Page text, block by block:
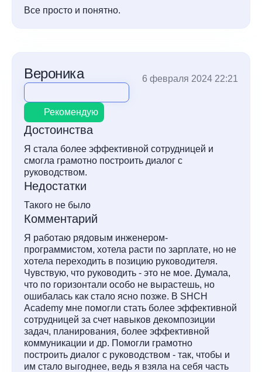
Все просто и понятно.
Вероника 6 февраля 2024 22:21
Рекомендую
Достоинства
Я стала более эффективной сотрудницей и
смогла грамотно построить диалог с
руководством.
Недостатки
Такого не было
Комментарий
Я работаю рядовым инженером-
программистом, хотела расти по зарплате, но не
хотела переходить в позицию руководителя.
Чувствую, что руководить - это не мое. Думала,
что по горизонтали особо не вырастешь, но
ошибалась как стало ясно позже. В SHCH
Academy мне помогли стать более эффективной
сотрудницей за счет навыков декомпозиции
задач, планирования, более эффективной
коммуникации и др. Помогли грамотно
построить диалог с руководством - так, чтобы и
им стало выгоднее, ведь я взяла на себя часть